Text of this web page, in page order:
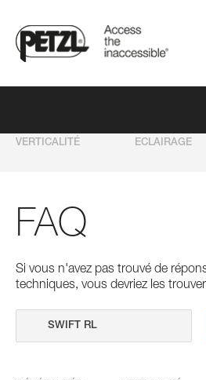
VERTICALITÉ ECLAIRAGE
FAQ
Si vous n'avez pas trouvé de
techniques, vous devriez les